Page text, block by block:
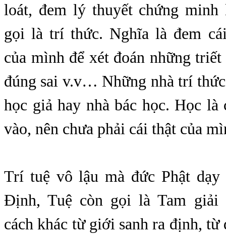
loát, đem lý thuyết chứng minh
gọi là trí thức. Nghĩa là đem
của mình để xét đoán những
đúng sai v.v… Những nhà trí
học giả hay nhà bác học. Học là
vào, nên chưa phải cái thật của
Trí tuệ vô lậu mà đức Phật
Định, Tuệ còn gọi là Tam giải
cách khác từ giới sanh ra định, từ